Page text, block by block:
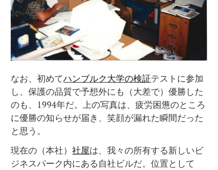
なお、初めてハンブルク大学の検証テストに参加
し、保護の品質で予想外にも（大差で）優勝した
のも、1994年だ。上の写真は、疲労困憊のところ
に優勝の知らせが届き、笑顔が漏れた瞬間だった
と思う。
現在の（本社）社屋は、我々の所有する新しいビ
ジネスパーク内にある自社ビルだ。位置として